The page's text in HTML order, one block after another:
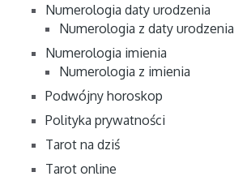
Numerologia daty urodzenia
Numerologia z daty urodzenia
Numerologia imienia
Numerologia z imienia
Podwójny horoskop
Polityka prywatności
Tarot na dziś
Tarot online